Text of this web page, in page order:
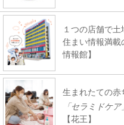
１つの店舗で
住まい情報満載
情報館】
生まれたての赤
「セラミドケア
【花王】